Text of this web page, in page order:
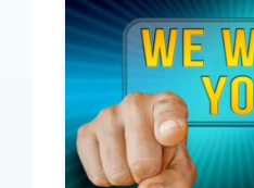
MFA-heute
Über uns
Ihre Werbung auf